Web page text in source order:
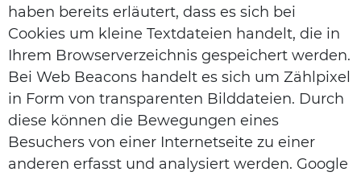
haben bereits erläutert, dass es sich bei
Cookies um kleine Textdateien handelt, die in
Ihrem Browserverzeichnis gespeichert werden.
Bei Web Beacons handelt es sich um Zählpixel
in Form von transparenten Bilddateien. Durch
diese können die Bewegungen eines
Besuchers von einer Internetseite zu einer
anderen erfasst und analysiert werden. Google